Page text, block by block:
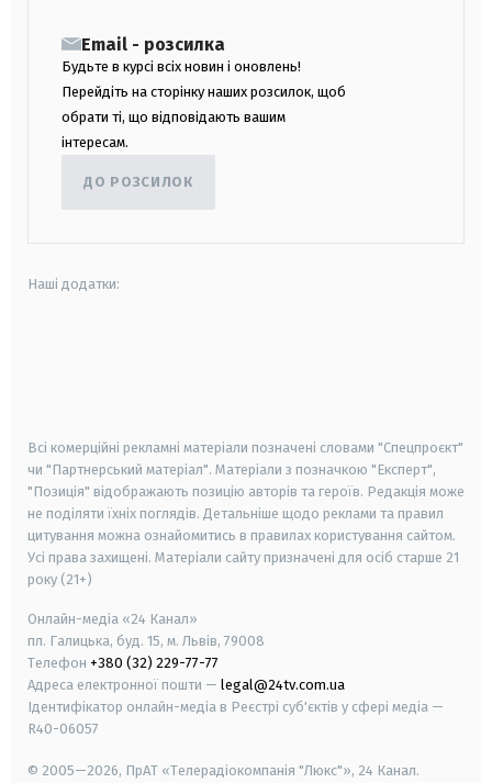
Email - розсилка
Будьте в курсі всіх новин і оновлень!
Перейдіть на сторінку наших розсилок, щоб
обрати ті, що відповідають вашим
інтересам.
ДО РОЗСИЛОК
Наші додатки:
Всі комерційні рекламні матеріали позначені словами "Спецпроєкт"
чи "Партнерський матеріал". Матеріали з позначкою "Експерт",
"Позиція" відображають позицію авторів та героїв. Редакція може
не поділяти їхніх поглядів. Детальніше щодо реклами та правил
цитування можна ознайомитись в правилах користування сайтом.
Усі права захищені. Матеріали сайту призначені для осіб старше 21
року (21+)
Онлайн-медіа «24 Канал»
пл. Галицька, буд. 15, м. Львів, 79008
Телефон +380 (32) 229-77-77
Адреса електронної пошти — legal@24tv.com.ua
Ідентифікатор онлайн-медіа в Реєстрі суб'єктів у сфері медіа —
R40-06057
© 2005—2026, ПрАТ «Телерадіокомпанія "Люкс"», 24 Канал.